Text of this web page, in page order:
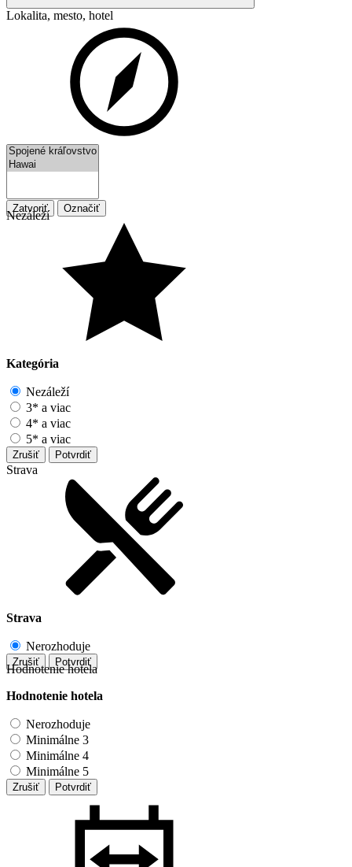
Lokalita, mesto, hotel
Zatvoriť Označiť
Nezáleží
Kategória
Nezáleží
3* a viac
4* a viac
5* a viac
Zrušiť Potvrdiť
Strava
Strava
Nerozhoduje
Zrušiť Potvrdiť
Hodnotenie hotela
Hodnotenie hotela
Nerozhoduje
Minimálne 3
Minimálne 4
Minimálne 5
Zrušiť Potvrdiť